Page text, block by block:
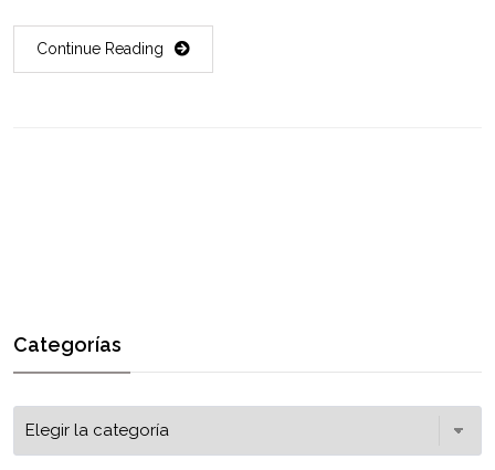
Continue Reading
Categorías